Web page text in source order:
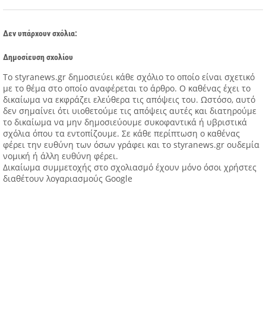
Δεν υπάρχουν σχόλια:
Δημοσίευση σχολίου
Tο styranews.gr δημοσιεύει κάθε σχόλιο το οποίο είναι σχετικό
με το θέμα στο οποίο αναφέρεται το άρθρο. Ο καθένας έχει το
δικαίωμα να εκφράζει ελεύθερα τις απόψεις του. Ωστόσο, αυτό
δεν σημαίνει ότι υιοθετούμε τις απόψεις αυτές και διατηρούμε
το δικαίωμα να μην δημοσιεύουμε συκοφαντικά ή υβριστικά
σχόλια όπου τα εντοπίζουμε. Σε κάθε περίπτωση ο καθένας
φέρει την ευθύνη των όσων γράφει και το styranews.gr ουδεμία
νομική ή άλλη ευθύνη φέρει.
Δικαίωμα συμμετοχής στο σχολιασμό έχουν μόνο όσοι χρήστες
διαθέτουν λογαριασμούς Google